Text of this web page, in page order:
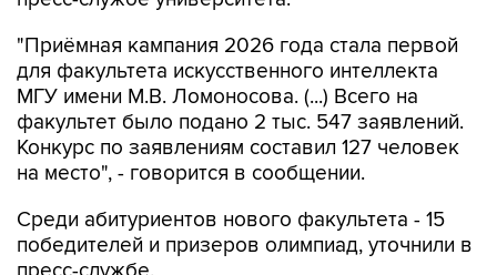
"Приёмная кампания 2026 года стала первой
для факультета искусственного интеллекта
МГУ имени М.В. Ломоносова. (...) Всего на
факультет было подано 2 тыс. 547 заявлений.
Конкурс по заявлениям составил 127 человек
на место", - говорится в сообщении.
Среди абитуриентов нового факультета - 15
победителей и призеров олимпиад, уточнили в